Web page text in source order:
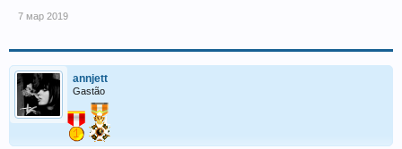
7 мар 2019
annjett
Gastão